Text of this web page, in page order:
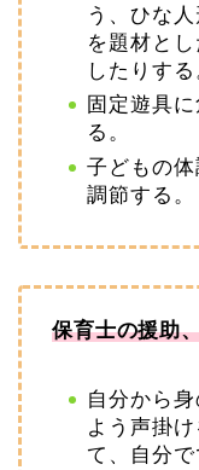
う、ひな
を題材と
したりする
固定遊具
る。
子どもの
調節する。
保育士の援助
自分から
よう声掛
て、自分